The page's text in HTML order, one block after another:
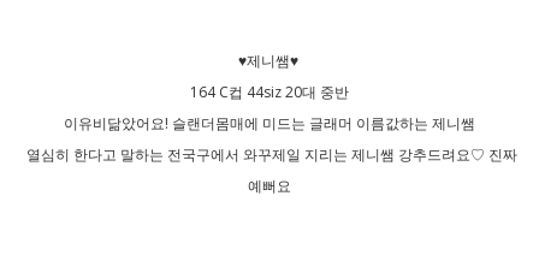
♥제니쌤♥
164 C컵 44siz 20대 중반
이유비닮았어요! 슬랜더몸매에 미드는 글래머 이름값하는 제니쌤
열심히 한다고 말하는 전국구에서 와꾸제일 지리는 제니쌤 강추드려요♡ 진짜
예뻐요